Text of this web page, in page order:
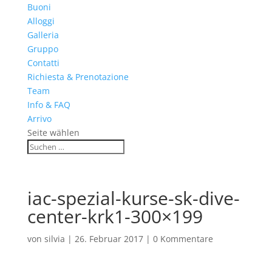
Buoni
Alloggi
Galleria
Gruppo
Contatti
Richiesta & Prenotazione
Team
Info & FAQ
Arrivo
Seite wählen
iac-spezial-kurse-sk-dive-
center-krk1-300×199
von silvia | 26. Februar 2017| 0 Kommentare